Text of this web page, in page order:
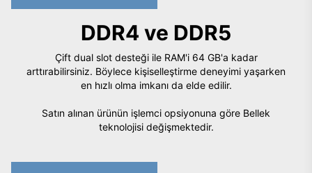
DDR4 ve DDR5
Çift dual slot desteği ile RAM'i 64 GB'a kadar
arttırabilirsiniz. Böylece kişiselleştirme deneyimi yaşarken
en hızlı olma imkanı da elde edilir.
Satın alınan ürünün işlemci opsiyonuna göre Bellek
teknolojisi değişmektedir.